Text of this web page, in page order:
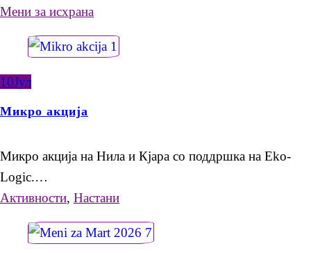
Мени за исхрана
10Јул
Микро акција
Микро акција на Нила и Кјара со поддршка на Eko-
Logic.…
Активности, Настани